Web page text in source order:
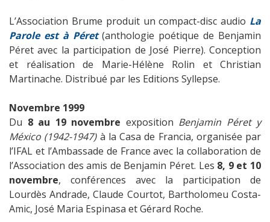
L’Association Brume produit un compact-disc audio La
Parole est à Péret(anthologie poétique de Benjamin
Péret avec la participation de José Pierre). Conception
et réalisation de Marie-Hélène Rolin et Christian
Martinache. Distribué par les Editions Syllepse.
Novembre 1999
Du 8 au 19 novembre exposition Benjamin Péret y
México (1942-1947)à la Casa de Francia, organisée par
l’IFAL et l’Ambassade de France avec la collaboration de
l’Association des amis de Benjamin Péret. Les 8, 9 et 10
novembre, conférences avec la participation de
Lourdès Andrade, Claude Courtot, Bartholomeu Costa-
Amic, José Maria Espinasa et Gérard Roche.